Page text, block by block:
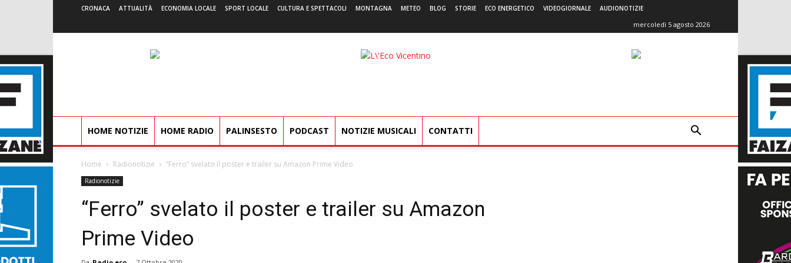
CRONACA ATTUALITÀ ECONOMIA LOCALE SPORT LOCALE CULTURA E SPETTACOLI MONTAGNA METEO BLOG STORIE ECO ENERGETICO VIDEOGIORNALE AUDIONOTIZIE
mercoledì 5 agosto 2026
L'Eco
HOME NOTIZIE HOME RADIO PALINSESTO PODCAST NOTIZIE MUSICALI CONTATTI
Home Radionotizie “Ferro” svelato il poster e trailer su Amazon Prime Video
Radionotizie
“Ferro” svelato il poster e trailer su Amazon
Prime Video